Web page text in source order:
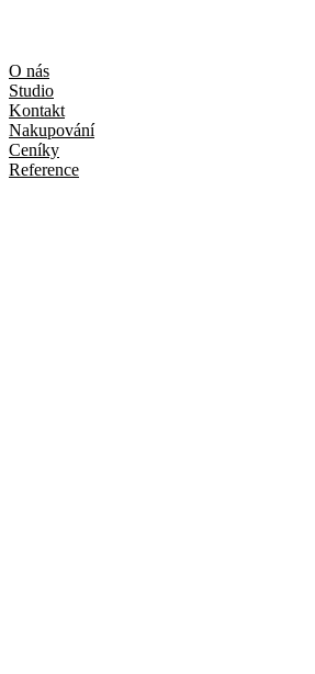
O nás
Studio
Kontakt
Nakupování
Ceníky
Reference